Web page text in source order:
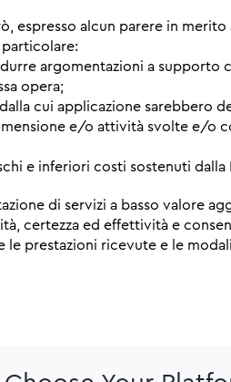
espresso alcun parere in
particolare:
argomentazioni a
opera;
cui applicazione sarebbero
e/o attività svolte e/o
e inferiori costi sostenuti
di servizi a basso valore
certezza ed effettività e
le prestazioni ricevute e le